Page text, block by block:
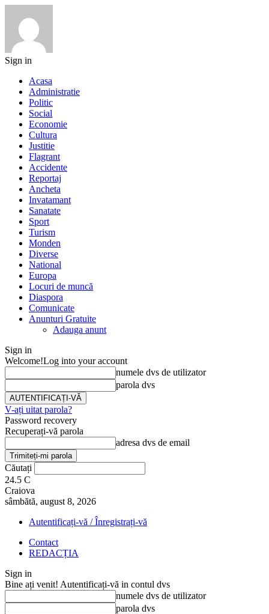
Sign in
Acasa
Administratie
Politic
Social
Economie
Cultura
Justitie
Flagrant
Accidente
Reportaj
Ancheta
Invatamant
Sanatate
Sport
Turism
Monden
Diverse
National
Europa
Locuri de muncă
Diaspora
Comunicate
Anunturi Gratuite
Adauga anunt
Sign in
Welcome!Log into your account
numele dvs de utilizator
parola dvs
V-ați uitat parola?
Password recovery
Recuperați-vă parola
adresa dvs de email
Căutați
24.5 C
Craiova
sâmbătă, august 8, 2026
Autentificați-vă / Înregistrați-vă
Contact
REDACȚIA
Sign in
Bine ați venit! Autentificați-vă in contul dvs
numele dvs de utilizator
parola dvs